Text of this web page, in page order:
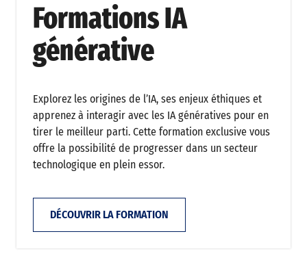
Formations IA
générative
Explorez les origines de l’IA, ses enjeux éthiques et
apprenez à interagir avec les IA génératives pour en
tirer le meilleur parti. Cette formation exclusive vous
offre la possibilité de progresser dans un secteur
technologique en plein essor.
DÉCOUVRIR LA FORMATION